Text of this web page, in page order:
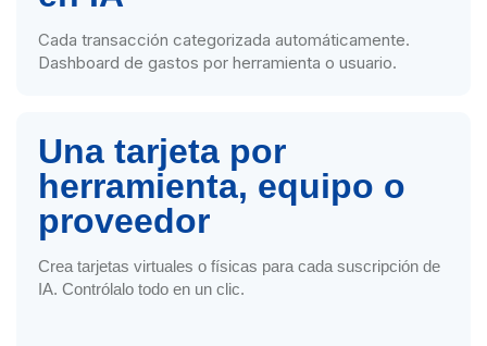
Cada transacción categorizada automáticamente.
Dashboard de gastos por herramienta o usuario.
Una tarjeta por
herramienta, equipo o
proveedor
Crea tarjetas virtuales o físicas para cada suscripción de
IA. Contrólalo todo en un clic.